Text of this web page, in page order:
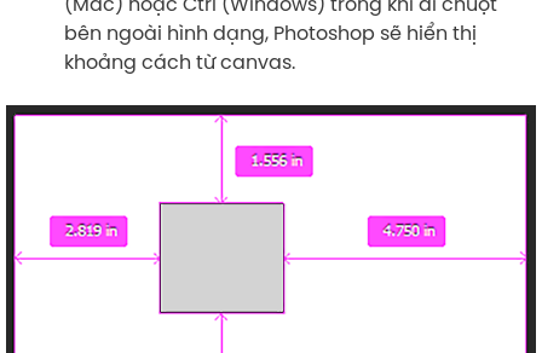
bên ngoài hình dạng, Photoshop sẽ hiển thị
khoảng cách từ canvas.